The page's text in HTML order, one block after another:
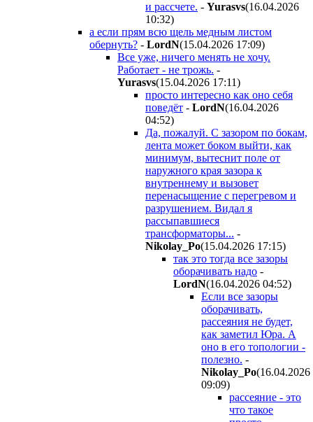
и рассчете. - Yurasvs(16.04.2026
10:32)
а если прям всю щель медным листом
обернуть? - LordN(15.04.2026 17:09)
Все уже, ничего менять не хочу.
Работает - не трожь. -
Yurasvs(15.04.2026 17:11)
просто интересно как оно себя
поведёт - LordN(16.04.2026
04:52)
Да, пожалуй. С зазором по бокам,
лента может боком выйти, как
минимум, вытеснит поле от
наружного края зазора к
внутреннему и вызовет
перенасыщение с перегревом и
разрушением. Видал я
рассыпавшиеся
трансформаторы... -
Nikolay_Po(15.04.2026 17:15)
так это тогда все зазоры
оборачивать надо -
LordN(16.04.2026 04:52)
Если все зазоры
оборачивать,
рассеяния не будет,
как заметил Юра. А
оно в его топологии -
полезно. -
Nikolay_Po(16.04.2026
09:09)
рассеяние - это
что такое